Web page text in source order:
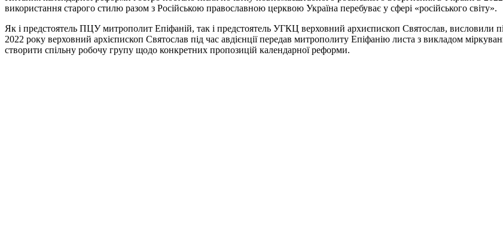
використання старого стилю разом з Російською православною церквою Україна перебуває у сфері «російського світу».
Як і предстоятель ПЦУ митрополит Епіфаній, так і предстоятель УГКЦ верховний архиєпископ Святослав, висловили
2022 року верховний архієпископ Святослав під час авдієнції передав митрополиту Епіфанію листа з викладом
створити спільну робочу групу щодо конкретних пропозицій календарної реформи.